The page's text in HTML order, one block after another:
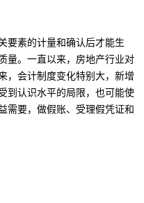
要素的计量和确认后才能生
量。一直以来，房地产行业对
，会计制度变化特别大，新增
到认识水平的局限，也可能使
需要，做假账、受理假凭证和